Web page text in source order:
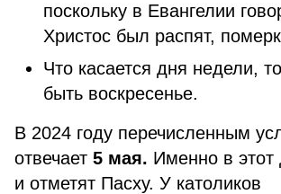
поскольку в Евангелии
Христос был распят,
Что касается дня недели,
быть воскресенье.
В 2024 году перечисленным
отвечает 5 мая. Именно в этот
и отметят Пасху. У католиков